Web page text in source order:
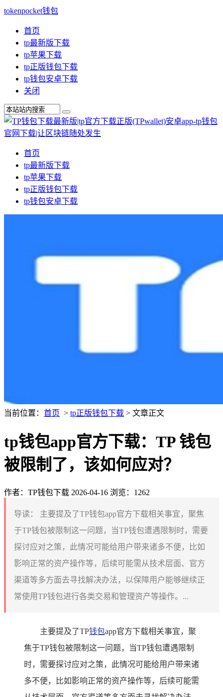
tokenpocket钱包
首页
tp最新版下载
tp苹果下载
tp正版钱包下载
tp钱包安卓下载
关闭
首页
tp最新版下载
tp苹果下载
tp正版钱包下载
tp钱包安卓下载
当前位置： 首页 > tp正版钱包下载 > 文章正文
tp钱包app官方下载：TP 钱包
被限制了，该如何应对？
作者：TP钱包下载 2026-04-16 浏览：1262
导读：
主要提及了TP钱包app官方下载相关事宜，聚焦
于TP钱包被限制这一问题，当TP钱包遭遇限制时，需要
探讨应对之策，此情况可能给用户带来诸多不便，比如
影响正常的资产操作等，后续可能需从技术层面、官方
渠道等多方面去寻找解决办法，以保障用户能够继续正
常使用TP钱包进行各类交易和管理资产等操作。...
主要提及了TP钱包app官方下载相关事宜，聚
焦于TP钱包被限制这一问题，当TP钱包遭遇限制
时，需要探讨应对之策，此情况可能给用户带来诸
多不便，比如影响正常的资产操作等，后续可能需